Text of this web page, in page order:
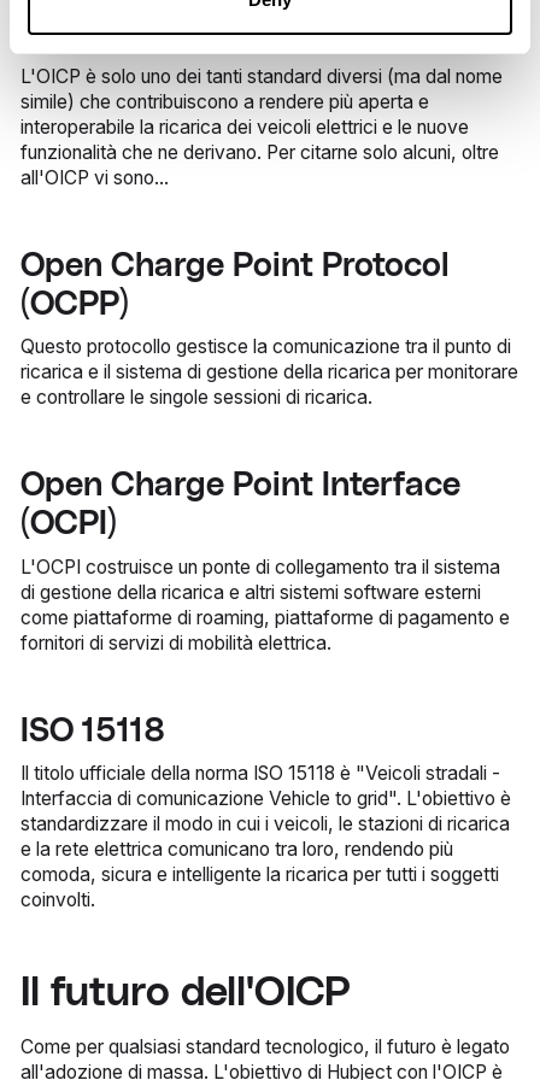
della ricarica
L'OICP è solo uno dei tanti standard diversi (ma dal nome
simile) che contribuiscono a rendere più aperta e
interoperabile la ricarica dei veicoli elettrici e le nuove
funzionalità che ne derivano. Per citarne solo alcuni, oltre
all'OICP vi sono...
Open Charge Point Protocol
(OCPP)
Questo protocollo gestisce la comunicazione tra il punto di
ricarica e il sistema di gestione della ricarica per monitorare
e controllare le singole sessioni di ricarica.
Open Charge Point Interface
(OCPI)
L'OCPI costruisce un ponte di collegamento tra il sistema
di gestione della ricarica e altri sistemi software esterni
come piattaforme di roaming, piattaforme di pagamento e
fornitori di servizi di mobilità elettrica.
ISO 15118
Il titolo ufficiale della norma ISO 15118 è "Veicoli stradali -
Interfaccia di comunicazione Vehicle to grid". L'obiettivo è
standardizzare il modo in cui i veicoli, le stazioni di ricarica
e la rete elettrica comunicano tra loro, rendendo più
comoda, sicura e intelligente la ricarica per tutti i soggetti
coinvolti.
Il futuro dell'OICP
Come per qualsiasi standard tecnologico, il futuro è legato
all'adozione di massa. L'obiettivo di Hubject con l'OICP è